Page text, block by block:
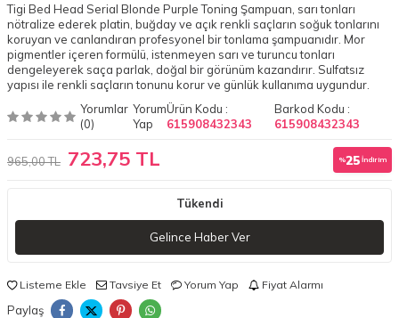
Tigi Bed Head Serial Blonde Purple Toning Şampuan, sarı tonları
nötralize ederek platin, buğday ve açık renkli saçların soğuk tonlarını
koruyan ve canlandıran profesyonel bir tonlama şampuanıdır. Mor
pigmentler içeren formülü, istenmeyen sarı ve turuncu tonları
dengeleyerek saça parlak, doğal bir görünüm kazandırır. Sulfatsız
yapısı ile renkli saçların tonunu korur ve günlük kullanıma uygundur.
Yorumlar
(0)
Yorum
Yap
Ürün Kodu :
615908432343
Barkod Kodu :
615908432343
965,00 TL 723,75 TL %25 İndirim
Tükendi
Gelince Haber Ver
Listeme Ekle Tavsiye Et Yorum Yap Fiyat Alarmı
Paylaş